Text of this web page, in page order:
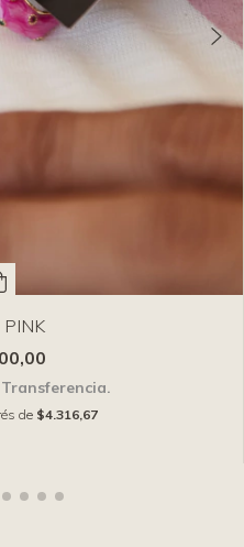
Transferencia.
de $4.316,67